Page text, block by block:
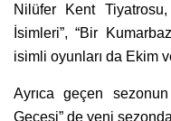
Nilüfer Kent
İsimleri”, “Bir
isimli oyunları da Ekim
Ayrıca geçen
Gecesi” de yeni